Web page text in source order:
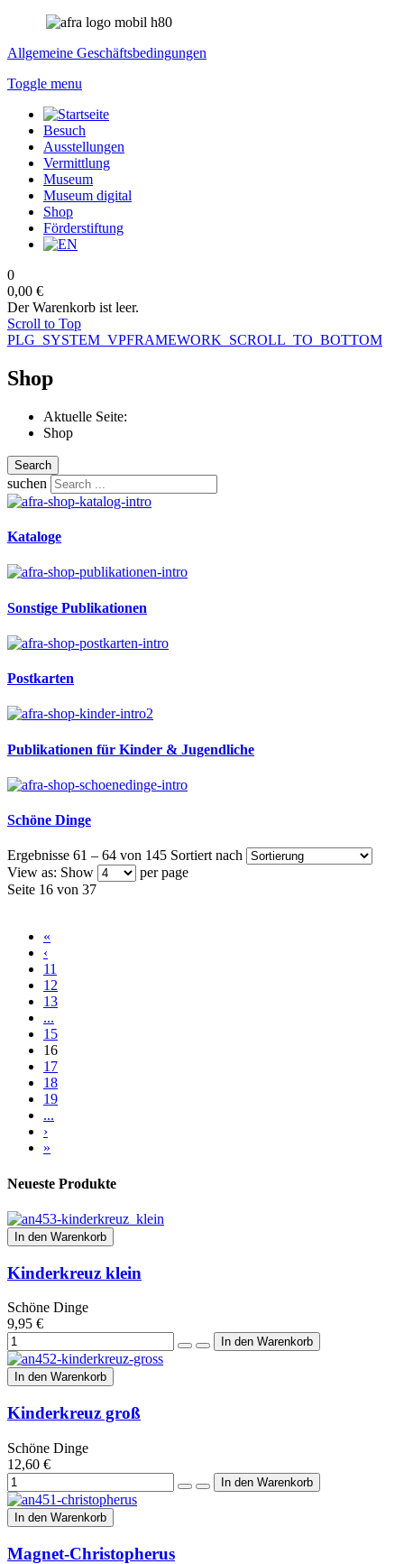
Allgemeine Geschäftsbedingungen
Toggle menu
Besuch
Ausstellungen
Vermittlung
Museum
Museum digital
Shop
Förderstiftung
0
0,00 €
Der Warenkorb ist leer.
Scroll to Top
PLG_SYSTEM_VPFRAMEWORK_SCROLL_TO_BOTTOM
Shop
Aktuelle Seite:
Shop
Search
suchen
Kataloge
Sonstige Publikationen
Postkarten
Publikationen für Kinder & Jugendliche
Schöne Dinge
Ergebnisse 61 – 64 von 145 Sortiert nach
View as: Show
per page
Seite 16 von 37
«
‹
11
12
13
...
15
16
17
18
19
...
›
»
Neueste Produkte
In den Warenkorb
Kinderkreuz klein
Schöne Dinge
9,95 €
In den Warenkorb
Kinderkreuz groß
Schöne Dinge
12,60 €
In den Warenkorb
Magnet-Christopherus